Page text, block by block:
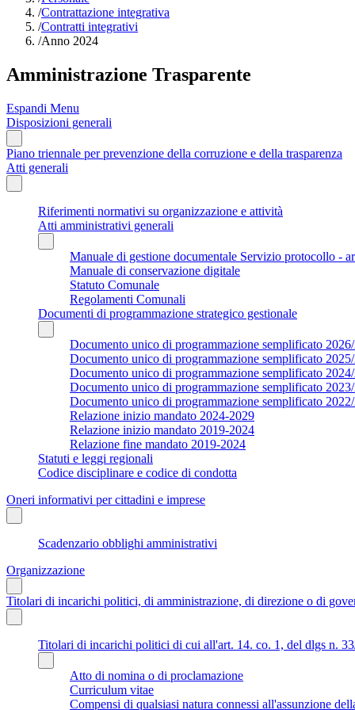
/Contrattazione integrativa
/Contratti integrativi
/Anno 2024
Amministrazione Trasparente
Espandi Menu
Disposizioni generali
Piano triennale per prevenzione della corruzione e della trasparenza
Atti generali
Riferimenti normativi su organizzazione e attività
Atti amministrativi generali
Manuale di gestione documentale Servizio protocollo -
Manuale di conservazione digitale
Statuto Comunale
Regolamenti Comunali
Documenti di programmazione strategico gestionale
Documento unico di programmazione semplificato
Documento unico di programmazione semplificato
Documento unico di programmazione semplificato
Documento unico di programmazione semplificato
Documento unico di programmazione semplificato
Relazione inizio mandato 2024-2029
Relazione inizio mandato 2019-2024
Relazione fine mandato 2019-2024
Statuti e leggi regionali
Codice disciplinare e codice di condotta
Oneri informativi per cittadini e imprese
Scadenzario obblighi amministrativi
Organizzazione
Titolari di incarichi politici, di amministrazione, di direzione o di
Titolari di incarichi politici di cui all'art. 14. co. 1, del dlgs n.
Atto di nomina o di proclamazione
Curriculum vitae
Compensi di qualsiasi natura connessi all'assunzione